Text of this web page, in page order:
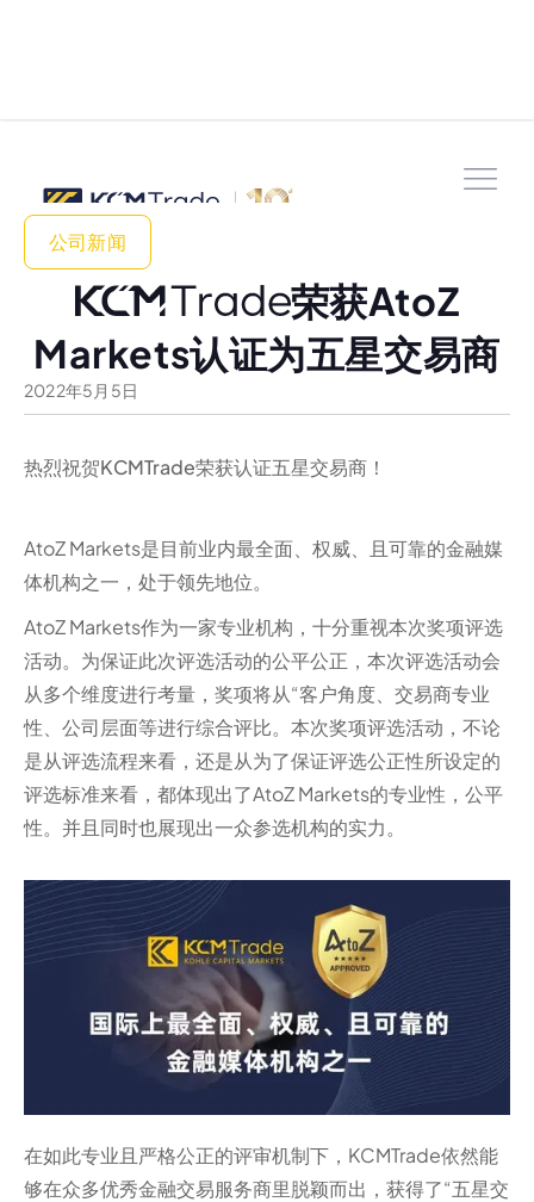
公司新闻
荣获AtoZ
Markets认证为五星交易商
2022年5 月 5日
热烈祝贺KCMTrade荣获认证五星交易商！
AtoZ Markets是目前业内最全面、权威、且可靠的金融媒
体机构之一，处于领先地位。
AtoZ Markets作为一家专业机构，十分重视本次奖项评选
活动。为保证此次评选活动的公平公正，本次评选活动会
从多个维度进行考量，奖项将从“客户角度、交易商专业
性、公司层面等进行综合评比。本次奖项评选活动，不论
是从评选流程来看，还是从为了保证评选公正性所设定的
评选标准来看，都体现出了AtoZ Markets的专业性，公平
性。并且同时也展现出一众参选机构的实力。
在如此专业且严格公正的评审机制下，KCMTrade依然能
够在众多优秀金融交易服务商里脱颖而出，获得了“五星交